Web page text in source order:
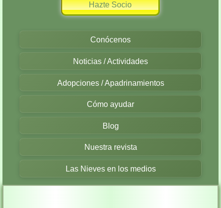
Hazte Socio
Conócenos
Noticias / Actividades
Adopciones / Apadrinamientos
Cómo ayudar
Blog
Nuestra revista
Las Nieves en los medios